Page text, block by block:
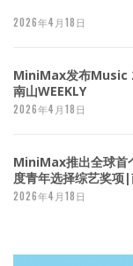
2026年4月18日
MiniMax发布Music
南山WEEKLY
2026年4月18日
MiniMax推出全球首
度青年选择综艺奖项|
2026年4月18日